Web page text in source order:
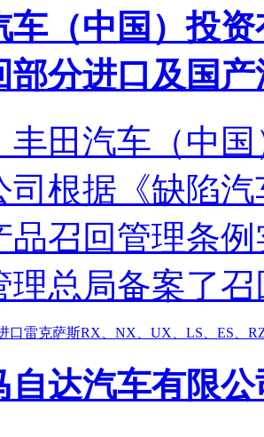
车（中国）投
部分进口及国产
丰田汽车（中
司根据《缺陷
品召回管理条
理总局备案了
口雷克萨斯RX、NX、UX、LS、ES、
自达汽车有限